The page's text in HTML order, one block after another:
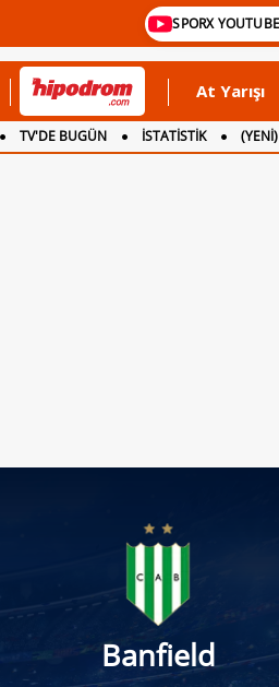
SPORX YOUTUBE
At Yarışı
TV'DE BUGÜN İSTATİSTİK
Banfield